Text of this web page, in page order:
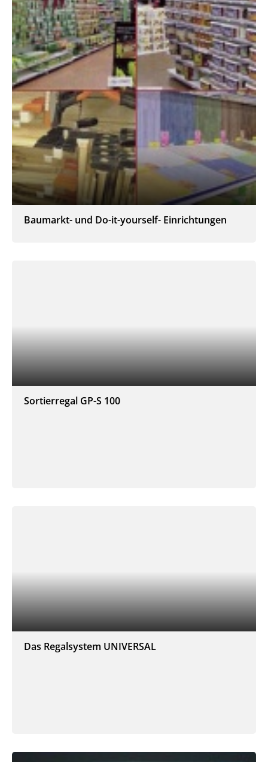
Baumarkt- und Do-it-yourself- Einrichtungen
Sortierregal GP-S 100
Das Regalsystem UNIVERSAL